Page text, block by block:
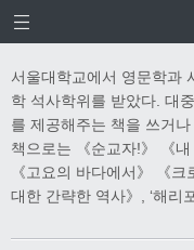
서울대학교에서 영문학과
학 석사학위를 받았다. 대
를 제공해주는 책을 쓰거
책으로는 《순교자!》 《
《고요의 바다에서》 《
대한 간략한 역사》, ‘해리